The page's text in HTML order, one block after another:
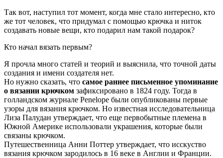
Так вот, наступил тот момент, когда мне стало интересно, кто
же тот человек, что придумал с помощью крючка и ниток
создавать новые вещи, кто подарил нам такой подарок?
Кто начал вязать первым?
Я прочла много статей и теорий и выяснила, что точной даты
создания и имени создателя нет.
Но нужно сказать, что самое раннее письменное упоминание
о вязании крючком зафиксировано в 1824 году. Тогда в
голландском журнале Penelope были опубликованы первые
узоры для вязания крючком. Но известная исследовательница
Лиза Палудан утверждает, что еще первобытные племена в
Южной Америке использовали украшения, которые были
связаны крючком.
Путешественница Анни Поттер утверждает, что исскуство
вязания крючком зародилось в 16 веке в Англии и Франции.